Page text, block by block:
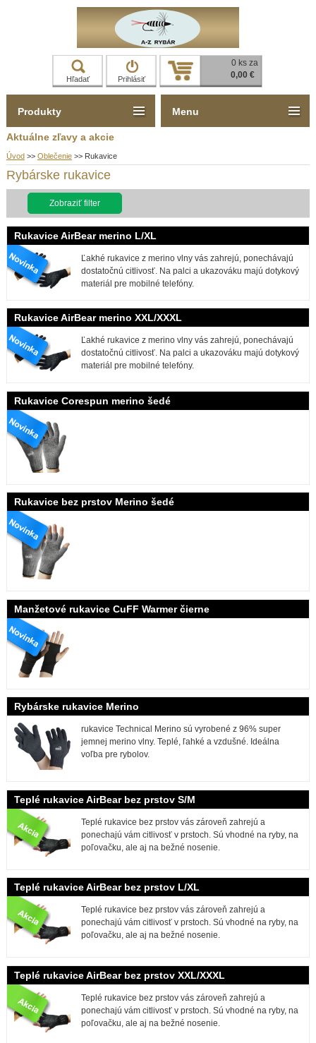
Hľadať Prihlásiť
0 ks za
0,00 €
Aktuálne zľavy a akcie
Úvod >> Oblečenie >> Rukavice
Rybárske rukavice
Zobraziť filter
Rukavice AirBear merino L/XL
Ľakhé rukavice z merino vlny vás zahrejú, ponechávajú
dostatočnú citlivosť. Na palci a ukazováku majú dotykový
materiál pre mobilné telefóny.
Rukavice AirBear merino XXL/XXXL
Ľakhé rukavice z merino vlny vás zahrejú, ponechávajú
dostatočnú citlivosť. Na palci a ukazováku majú dotykový
materiál pre mobilné telefóny.
Rukavice Corespun merino šedé
Rukavice bez prstov Merino šedé
Manžetové rukavice CuFF Warmer čierne
Rybárske rukavice Merino
rukavice Technical Merino sú vyrobené z 96% super
jemnej merino vlny. Teplé, ľahké a vzdušné. Ideálna
voľba pre rybolov.
Teplé rukavice AirBear bez prstov S/M
Teplé rukavice bez prstov vás zároveň zahrejú a
ponechajú vám citlivosť v prstoch. Sú vhodné na ryby, na
poľovačku, ale aj na bežné nosenie.
Teplé rukavice AirBear bez prstov L/XL
Teplé rukavice bez prstov vás zároveň zahrejú a
ponechajú vám citlivosť v prstoch. Sú vhodné na ryby, na
poľovačku, ale aj na bežné nosenie.
Teplé rukavice AirBear bez prstov XXL/XXXL
Teplé rukavice bez prstov vás zároveň zahrejú a
ponechajú vám citlivosť v prstoch. Sú vhodné na ryby, na
poľovačku, ale aj na bežné nosenie.
Produkty Menu